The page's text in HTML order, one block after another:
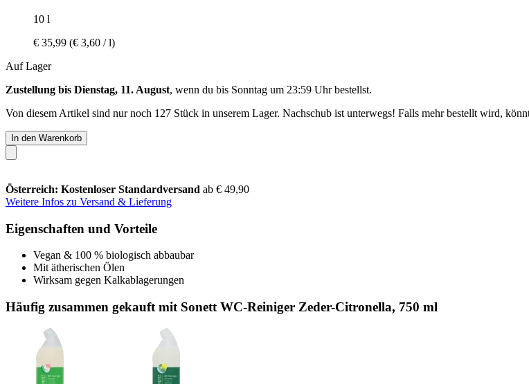
10 l
€ 35,99 (€ 3,60 / l)
Auf Lager
Zustellung bis Dienstag, 11. August, wenn du bis Sonntag um 23:59 Uhrbestellst.
Von diesem Artikel sind nur noch 127 Stück in unserem Lager. Nachschub ist unterwegs! Falls mehr bestellt wird,
In den Warenkorb
Österreich: Kostenloser Standardversand ab € 49,90
Weitere Infos zu Versand & Lieferung
Eigenschaften und Vorteile
Vegan & 100 % biologisch abbaubar
Mit ätherischen Ölen
Wirksam gegen Kalkablagerungen
Häufig zusammen gekauft mit Sonett WC-Reiniger Zeder-Citronella, 750 ml